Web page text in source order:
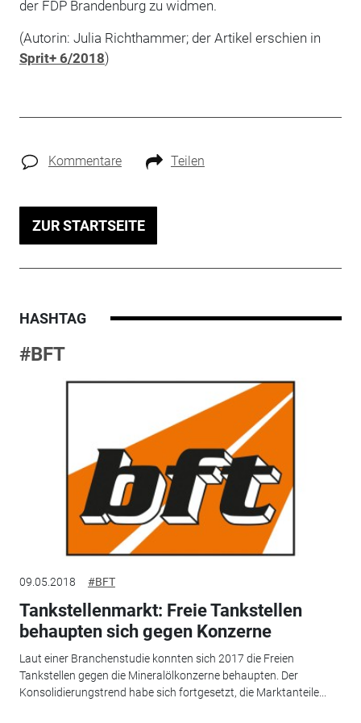
der FDP Brandenburg zu widmen.
(Autorin: Julia Richthammer; der Artikel erschien in
Sprit+ 6/2018)
Kommentare Teilen
ZUR STARTSEITE
HASHTAG
#BFT
09.05.2018 #BFT
Tankstellenmarkt: Freie Tankstellen
behaupten sich gegen Konzerne
Laut einer Branchenstudie konnten sich 2017 die Freien
Tankstellen gegen die Mineralölkonzerne behaupten. Der
Konsolidierungstrend habe sich fortgesetzt, die Marktanteile...